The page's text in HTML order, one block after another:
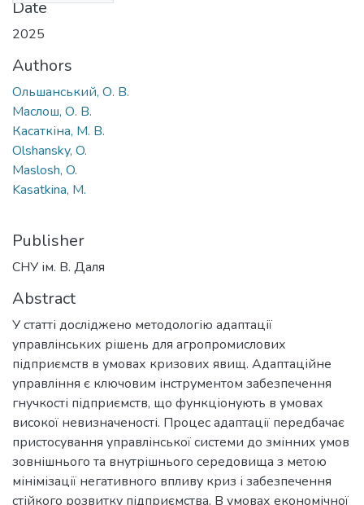
Date
2025
Authors
Ольшанський, О. В.
Маслош, О. В.
Касаткіна, М. В.
Olshansky, O.
Maslosh, O.
Kasatkina, M.
Publisher
СНУ ім. В. Даля
Abstract
У статті досліджено методологію адаптації
управлінських рішень для агропромислових
підприємств в умовах кризових явищ. Адаптаційне
управління є ключовим інструментом забезпечення
гнучкості підприємств, що функціонують в умовах
високої невизначеності. Процес адаптації передбачає
пристосування управлінської системи до змінних умов
зовнішнього та внутрішнього середовища з метою
мінімізації негативного впливу криз і забезпечення
стійкого розвитку підприємства. В умовах економічної